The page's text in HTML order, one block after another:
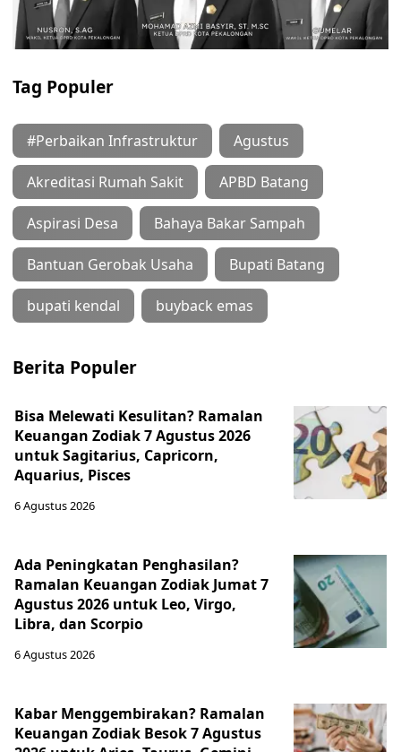
Tag Populer
#Perbaikan Infrastruktur Agustus
Akreditasi Rumah Sakit APBD Batang
Aspirasi Desa Bahaya Bakar Sampah
Bantuan Gerobak Usaha Bupati Batang
bupati kendal buyback emas
Berita Populer
Bisa Melewati Kesulitan? Ramalan
Keuangan Zodiak 7 Agustus 2026
untuk Sagitarius, Capricorn,
Aquarius, Pisces
6 Agustus 2026
Ada Peningkatan Penghasilan?
Ramalan Keuangan Zodiak Jumat 7
Agustus 2026 untuk Leo, Virgo,
Libra, dan Scorpio
6 Agustus 2026
Kabar Menggembirakan? Ramalan
Keuangan Zodiak Besok 7 Agustus